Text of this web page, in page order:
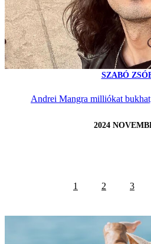
SZABÓ
Andrei Mangra milliókat
2024
1 2 3